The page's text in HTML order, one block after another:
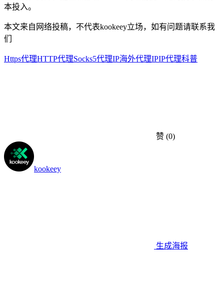
本投入。
本文来自网络投稿，不代表kookeey立场，如有问题请联系我
们
Https代理HTTP代理Socks5代理IP海外代理IPIP代理科普
赞 (0)
kookeey
生成海报